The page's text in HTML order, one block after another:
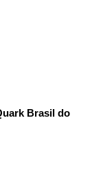
Brasil do